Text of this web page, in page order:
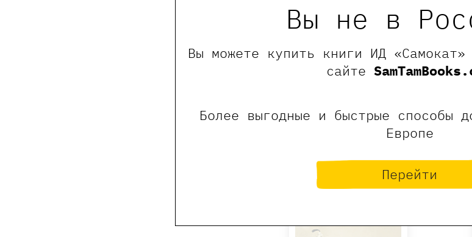
Вы не в
Вы можете купить книги ИД
сайте
Более выгодные и быстрые способы
Европе
Перейти
Не реви, ты ещё жив
Бойе Кирстен
-69%